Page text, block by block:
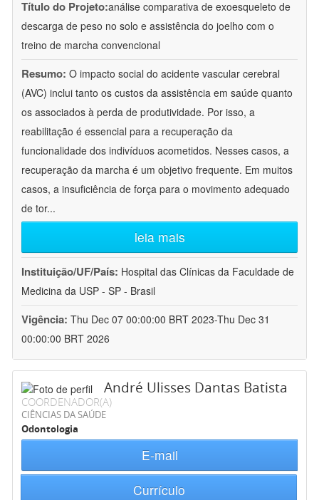
Título do Projeto:análise comparativa de exoesqueleto de
descarga de peso no solo e assistência do joelho com o
treino de marcha convencional
Resumo: O impacto social do acidente vascular cerebral
(AVC) inclui tanto os custos da assistência em saúde quanto
os associados à perda de produtividade. Por isso, a
reabilitação é essencial para a recuperação da
funcionalidade dos indivíduos acometidos. Nesses casos, a
recuperação da marcha é um objetivo frequente. Em muitos
casos, a insuficiência de força para o movimento adequado
de tor...
leia mais
Instituição/UF/País: Hospital das Clínicas da Faculdade de
Medicina da USP - SP - Brasil
Vigência: Thu Dec 07 00:00:00 BRT 2023-Thu Dec 31
00:00:00 BRT 2026
André Ulisses Dantas Batista
COORDENADOR(A)
CIÊNCIAS DA SAÚDE
Odontologia
E-mail
Currículo